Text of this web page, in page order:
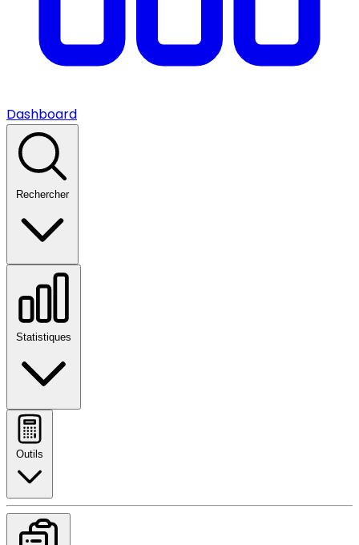
Dashboard
Rechercher
Statistiques
Outils